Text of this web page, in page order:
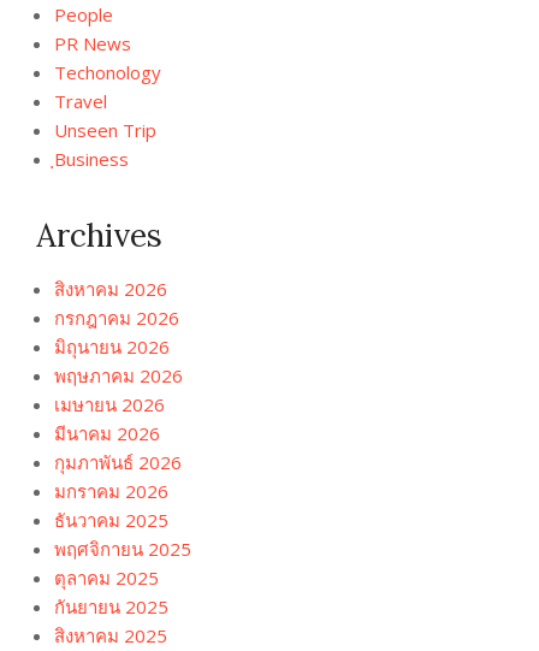
People
PR News
Techonology
Travel
Unseen Trip
ฺBusiness
Archives
สิงหาคม 2026
กรกฎาคม 2026
มิถุนายน 2026
พฤษภาคม 2026
เมษายน 2026
มีนาคม 2026
กุมภาพันธ์ 2026
มกราคม 2026
ธันวาคม 2025
พฤศจิกายน 2025
ตุลาคม 2025
กันยายน 2025
สิงหาคม 2025